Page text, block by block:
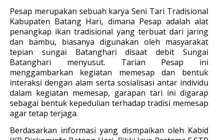
Pesap merupakan sebuah karya Seni Tari Tradisional
Kabupaten Batang Hari, dimana Pesap adalah alat
penangkap ikan tradisional yang terbuat dari jaring
dan bambu, biasanya digunakan oleh masyarakat
tepian sungai Batanghari disaat debit Sungai
Batanghari menyusut. Tarian Pesap ini
menggambarkan kegiatan memesap dan bentuk
interaksi dengan alam serta sosialisasi antar individu
dalam kegiatan memesap, garapan tari ini digarap
sebagai bentuk kepedulian terhadap tradisi memesap
agar tetap terjaga.
Berdasarkan informasi yang dismpaikan oleh Kabid